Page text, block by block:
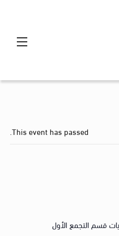
This event has passed.